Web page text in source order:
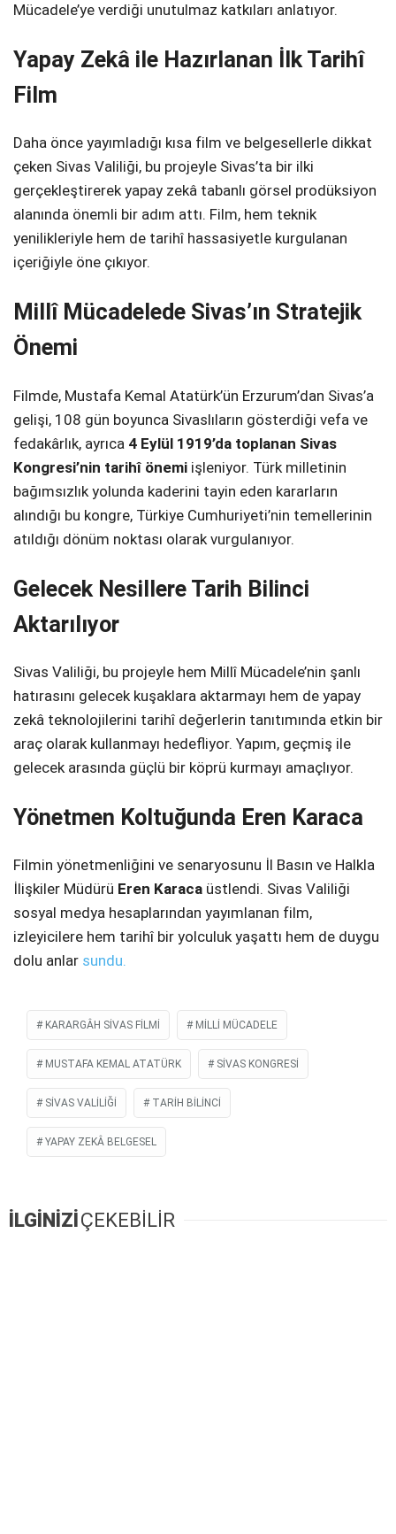
Mücadele’ye verdiği unutulmaz katkıları anlatıyor.
Yapay Zekâ ile Hazırlanan İlk Tarihî
Film
Daha önce yayımladığı kısa film ve belgesellerle dikkat
çeken Sivas Valiliği, bu projeyle Sivas’ta bir ilki
gerçekleştirerek yapay zekâ tabanlı görsel prodüksiyon
alanında önemli bir adım attı. Film, hem teknik
yenilikleriyle hem de tarihî hassasiyetle kurgulanan
içeriğiyle öne çıkıyor.
Millî Mücadelede Sivas’ın Stratejik
Önemi
Filmde, Mustafa Kemal Atatürk’ün Erzurum’dan Sivas’a
gelişi, 108 gün boyunca Sivaslıların gösterdiği vefa ve
fedakârlık, ayrıca 4 Eylül 1919’da toplanan Sivas
Kongresi’nin tarihî önemi işleniyor. Türk milletinin
bağımsızlık yolunda kaderini tayin eden kararların
alındığı bu kongre, Türkiye Cumhuriyeti’nin temellerinin
atıldığı dönüm noktası olarak vurgulanıyor.
Gelecek Nesillere Tarih Bilinci
Aktarılıyor
Sivas Valiliği, bu projeyle hem Millî Mücadele’nin şanlı
hatırasını gelecek kuşaklara aktarmayı hem de yapay
zekâ teknolojilerini tarihî değerlerin tanıtımında etkin bir
araç olarak kullanmayı hedefliyor. Yapım, geçmiş ile
gelecek arasında güçlü bir köprü kurmayı amaçlıyor.
Yönetmen Koltuğunda Eren Karaca
Filmin yönetmenliğini ve senaryosunu İl Basın ve Halkla
İlişkiler Müdürü Eren Karaca üstlendi. Sivas Valiliği
sosyal medya hesaplarından yayımlanan film,
izleyicilere hem tarihî bir yolculuk yaşattı hem de duygu
dolu anlar sundu.
KARARGÂH SIVAS FILMI MILLI MÜCADELE
MUSTAFA KEMAL ATATÜRK SIVAS KONGRESI
SIVAS VALILIĞI TARIH BILINCI
YAPAY ZEKÂ BELGESEL
İLGİNİZİÇEKEBİLİR